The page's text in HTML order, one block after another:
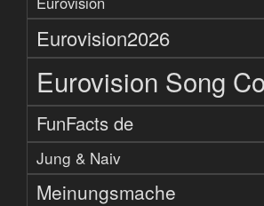
Eurovision2026
Eurovision Song
FunFacts de
Jung & Naiv
Meinungsmache